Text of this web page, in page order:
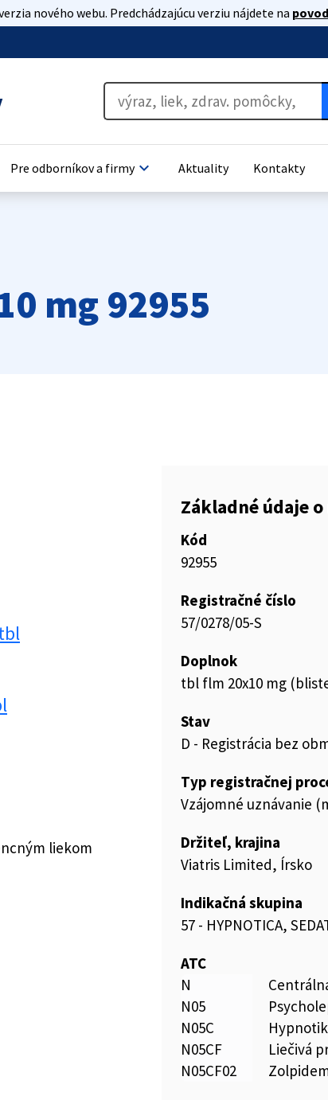
nového webu. Predchádzajúcu verziu nájdete na
Pre odborníkov a firmykeyboard_arrow_down Aktuality Kontakty
mg 92955
liekom
Základné údaje
Kód
92955
Registračné číslo
57/0278/05-S
Doplnok
tbl flm 20x10 mg
Stav
D - Registrácia bez
Typ registračnej
Vzájomné uznávanie
Držiteľ, krajina
Viatris Limited, Írsko
Indikačná skupina
57 - HYPNOTICA,
ATC
N
N05
N05C
N05CF
Liečivá
N05CF02